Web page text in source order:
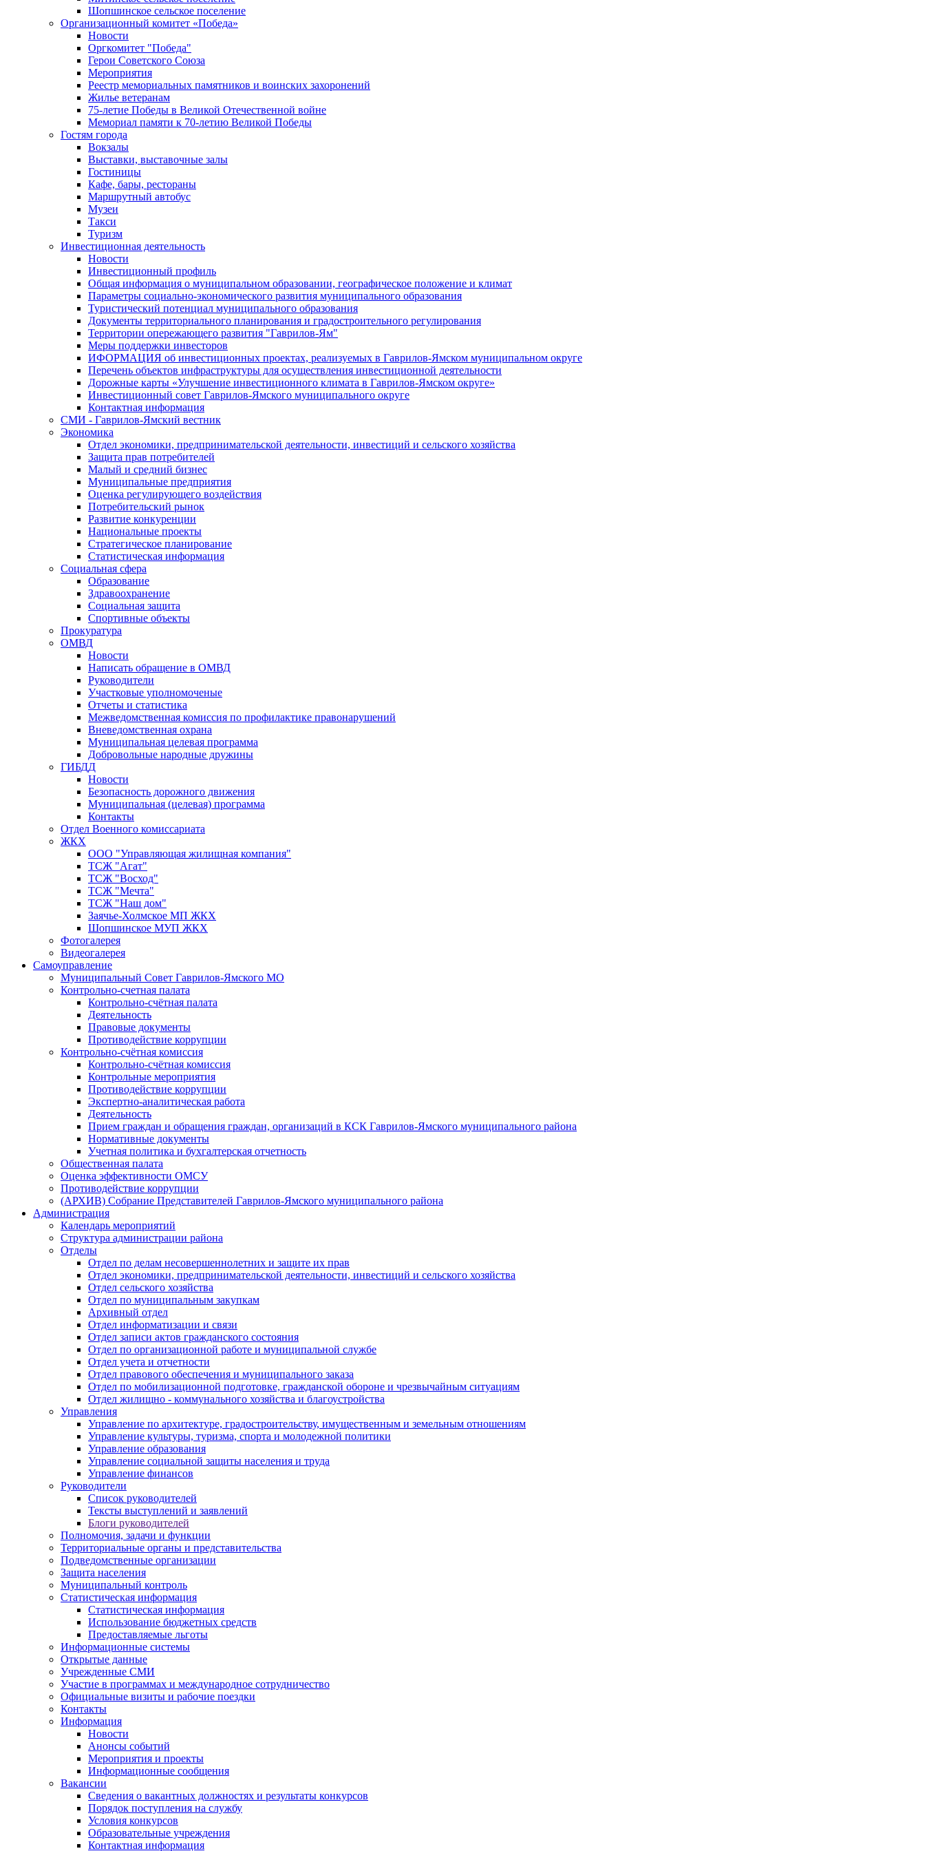
Шопшинское сельское поселение
Организационный комитет «Победа»
Новости
Оргкомитет "Победа"
Герои Советского Союза
Мероприятия
Реестр мемориальных памятников и воинских захоронений
Жилье ветеранам
75-летие Победы в Великой Отечественной войне
Мемориал памяти к 70-летию Великой Победы
Гостям города
Вокзалы
Выставки, выставочные залы
Гостиницы
Кафе, бары, рестораны
Маршрутный автобус
Музеи
Такси
Туризм
Инвестиционная деятельность
Новости
Инвестиционный профиль
Общая информация о муниципальном образовании, географическое положение и климат
Параметры социально-экономического развития муниципального образования
Туристический потенциал муниципального образования
Документы территориального планирования и градостроительного регулирования
Территории опережающего развития "Гаврилов-Ям"
Меры поддержки инвесторов
ИФОРМАЦИЯ об инвестиционных проектах, реализуемых в Гаврилов-Ямском муниципальном округе
Перечень объектов инфраструктуры для осуществления инвестиционной деятельности
Дорожные карты «Улучшение инвестиционного климата в Гаврилов-Ямском округе»
Инвестиционный совет Гаврилов-Ямского муниципального округе
Контактная информация
СМИ - Гаврилов-Ямский вестник
Экономика
Отдел экономики, предпринимательской деятельности, инвестиций и сельского хозяйства
Защита прав потребителей
Малый и средний бизнес
Муниципальные предприятия
Оценка регулирующего воздействия
Потребительский рынок
Развитие конкуренции
Национальные проекты
Стратегическое планирование
Статистическая информация
Социальная сфера
Образование
Здравоохранение
Социальная защита
Спортивные объекты
Прокуратура
ОМВД
Новости
Написать обращение в ОМВД
Руководители
Участковые уполномоченые
Отчеты и статистика
Межведомственная комиссия по профилактике правонарушений
Вневедомственная охрана
Муниципальная целевая программа
Добровольные народные дружины
ГИБДД
Новости
Безопасность дорожного движения
Муниципальная (целевая) программа
Контакты
Отдел Военного комиссариата
ЖКХ
ООО "Управляющая жилищная компания"
ТСЖ "Агат"
ТСЖ "Восход"
ТСЖ "Мечта"
ТСЖ "Наш дом"
Заячье-Холмское МП ЖКХ
Шопшинское МУП ЖКХ
Фотогалерея
Видеогалерея
Самоуправление
Муниципальный Совет Гаврилов-Ямского МО
Контрольно-счетная палата
Контрольно-счётная палата
Деятельность
Правовые документы
Противодействие коррупции
Контрольно-счётная комиссия
Контрольно-счётная комиссия
Контрольные мероприятия
Противодействие коррупции
Экспертно-аналитическая работа
Деятельность
Прием граждан и обращения граждан, организаций в КСК Гаврилов-Ямского муниципального района
Нормативные документы
Учетная политика и бухгалтерская отчетность
Общественная палата
Оценка эффективности ОМСУ
Противодействие коррупции
(АРХИВ) Собрание Представителей Гаврилов-Ямского муниципального района
Администрация
Календарь мероприятий
Структура администрации района
Отделы
Отдел по делам несовершеннолетних и защите их прав
Отдел экономики, предпринимательской деятельности, инвестиций и сельского хозяйства
Отдел сельского хозяйства
Отдел по муниципальным закупкам
Архивный отдел
Отдел информатизации и связи
Отдел записи актов гражданского состояния
Отдел по организационной работе и муниципальной службе
Отдел учета и отчетности
Отдел правового обеспечения и муниципального заказа
Отдел по мобилизационной подготовке, гражданской обороне и чрезвычайным ситуациям
Отдел жилищно - коммунального хозяйства и благоустройства
Управления
Управление по архитектуре, градостроительству, имущественным и земельным отношениям
Управление культуры, туризма, спорта и молодежной политики
Управление образования
Управление социальной защиты населения и труда
Управление финансов
Руководители
Список руководителей
Тексты выступлений и заявлений
Блоги руководителей
Полномочия, задачи и функции
Территориальные органы и представительства
Подведомственные организации
Защита населения
Муниципальный контроль
Статистическая информация
Статистическая информация
Использование бюджетных средств
Предоставляемые льготы
Информационные системы
Открытые данные
Учрежденные СМИ
Участие в программах и международное сотрудничество
Официальные визиты и рабочие поездки
Контакты
Информация
Новости
Анонсы событий
Мероприятия и проекты
Информационные сообщения
Вакансии
Сведения о вакантных должностях и результаты конкурсов
Порядок поступления на службу
Условия конкурсов
Образовательные учреждения
Контактная информация